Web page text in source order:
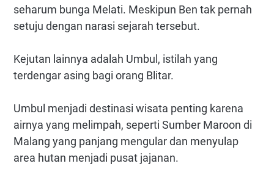
seharum bunga Melati. Meskipun Ben tak pernah
setuju dengan narasi sejarah tersebut.
Kejutan lainnya adalah Umbul, istilah yang
terdengar asing bagi orang Blitar.
Umbul menjadi destinasi wisata penting karena
airnya yang melimpah, seperti Sumber Maroon di
Malang yang panjang mengular dan menyulap
area hutan menjadi pusat jajanan.